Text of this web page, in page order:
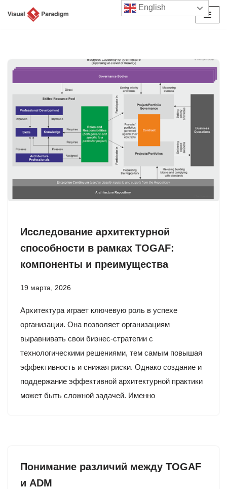
Исследование архитектурной
способности в рамках TOGAF:
компоненты и преимущества
19 марта, 2026
Архитектура играет ключевую роль в успехе
организации. Она позволяет организациям
выравнивать свои бизнес-стратегии с
технологическими решениями, тем самым повышая
эффективность и снижая риски. Однако создание и
поддержание эффективной архитектурной практики
может быть сложной задачей. Именно
Понимание различий между TOGAF
и ADM
English